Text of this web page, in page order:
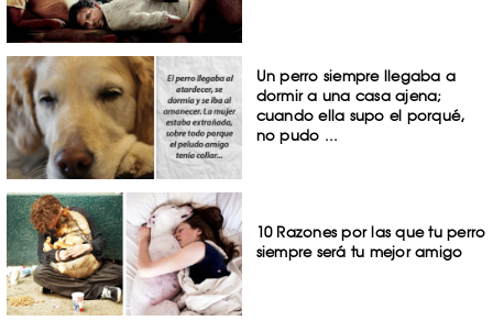
Un perro siempre llegaba a
dormir a una casa ajena;
cuando ella supo el porqué,
no pudo ...
10 Razones por las que tu perro
siempre será tu mejor amigo